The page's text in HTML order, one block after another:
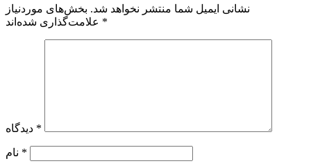
نشانی ایمیل شما منتشر نخواهد شد. بخش‌های موردنیاز
*
*
*